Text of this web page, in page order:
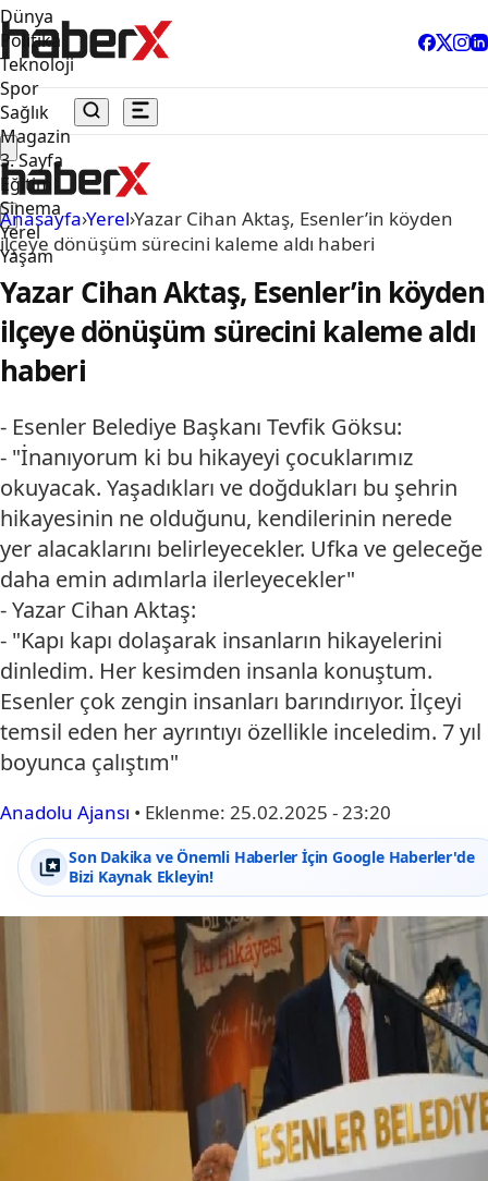
Dünya
Politika
Teknoloji
Spor
Sağlık
Magazin
3. Sayfa
Eğitim
Sinema
Yerel
Yaşam
Anasayfa›Yerel›Yazar Cihan Aktaş, Esenler’in köyden
ilçeye dönüşüm sürecini kaleme aldı haberi
Yazar Cihan Aktaş, Esenler’in köyden
ilçeye dönüşüm sürecini kaleme aldı
haberi
- Esenler Belediye Başkanı Tevfik Göksu:
- "İnanıyorum ki bu hikayeyi çocuklarımız
okuyacak. Yaşadıkları ve doğdukları bu şehrin
hikayesinin ne olduğunu, kendilerinin nerede
yer alacaklarını belirleyecekler. Ufka ve geleceğe
daha emin adımlarla ilerleyecekler"
- Yazar Cihan Aktaş:
- "Kapı kapı dolaşarak insanların hikayelerini
dinledim. Her kesimden insanla konuştum.
Esenler çok zengin insanları barındırıyor. İlçeyi
temsil eden her ayrıntıyı özellikle inceledim. 7 yıl
boyunca çalıştım"
Anadolu Ajansı • Eklenme: 25.02.2025 - 23:20
Son Dakika ve Önemli Haberler İçin Google Haberler'de
Bizi Kaynak Ekleyin!